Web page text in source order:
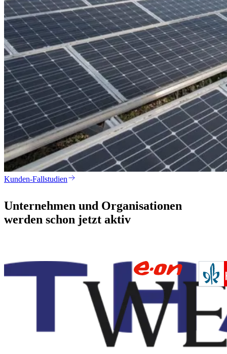
Kunden-Fallstudien
Unternehmen und Organisationen
werden schon jetzt aktiv